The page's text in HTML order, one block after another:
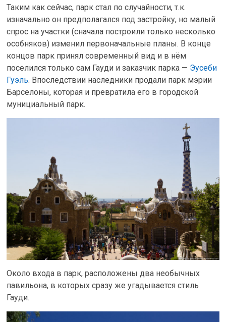
Таким как сейчас, парк стал по случайности, т.к.
изначально он предполагался под застройку, но малый
спрос на участки (сначала построили только несколько
особняков) изменил первоначальные планы. В конце
концов парк принял современный вид и в нём
поселился только сам Гауди и заказчик парка — Эусеби
Гуэль. Впоследствии наследники продали парк мэрии
Барселоны, которая и превратила его в городской
мунициальный парк.
Около входа в парк, расположены два необычных
павильона, в которых сразу же угадывается стиль
Гауди.